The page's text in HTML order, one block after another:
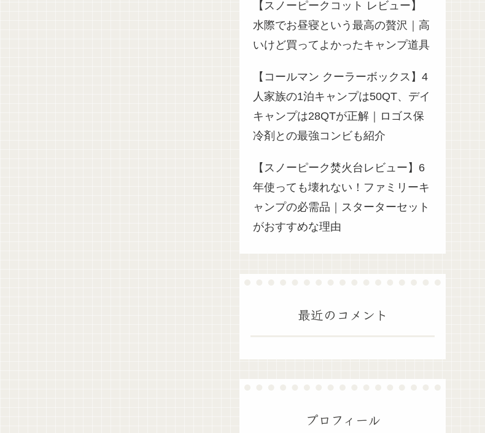
【スノーピークコット レビュー】
水際でお昼寝という最高の贅沢｜高
いけど買ってよかったキャンプ道具
【コールマン クーラーボックス】4
人家族の1泊キャンプは50QT、デイ
キャンプは28QTが正解｜ロゴス保
冷剤との最強コンビも紹介
【スノーピーク焚火台レビュー】6
年使っても壊れない！ファミリーキ
ャンプの必需品｜スターターセット
がおすすめな理由
最近のコメント
プロフィール